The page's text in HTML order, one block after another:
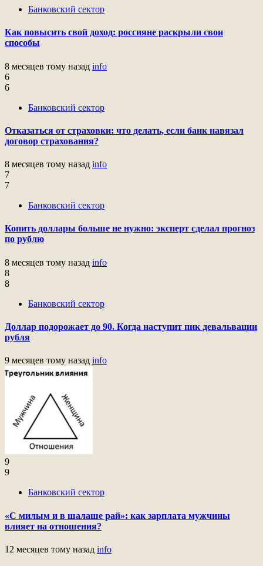
Банковский сектор
Как повысить свой доход: россияне раскрыли свои
способы
8 месяцев тому назад info
6
6
Банковский сектор
Отказаться от страховки: что делать, если банк навязал
договор страхования?
8 месяцев тому назад info
7
7
Банковский сектор
Копить доллары больше не нужно: эксперт сделал прогноз
по рублю
8 месяцев тому назад info
8
8
Банковский сектор
Доллар подорожает до 90. Когда наступит пик девальвации
рубля
9 месяцев тому назад info
9
9
Банковский сектор
«С милым и в шалаше рай»: как зарплата мужчины
влияет на отношения?
12 месяцев тому назад info